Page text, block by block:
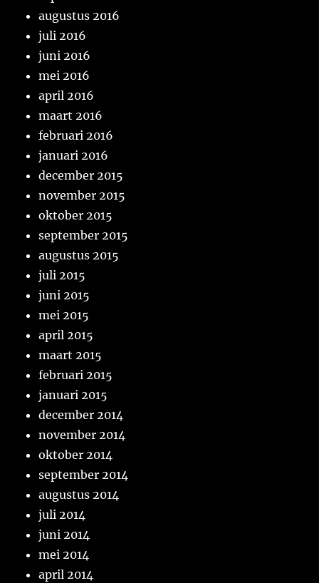
augustus 2016
juli 2016
juni 2016
mei 2016
april 2016
maart 2016
februari 2016
januari 2016
december 2015
november 2015
oktober 2015
september 2015
augustus 2015
juli 2015
juni 2015
mei 2015
april 2015
maart 2015
februari 2015
januari 2015
december 2014
november 2014
oktober 2014
september 2014
augustus 2014
juli 2014
juni 2014
mei 2014
april 2014